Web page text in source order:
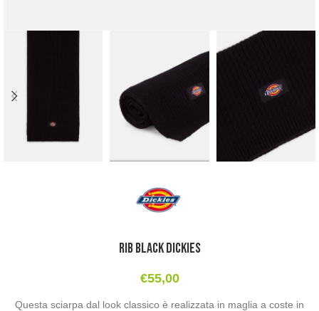
Rib Black Dickies
€55,00
Questa sciarpa dal look classico è realizzata in maglia a coste in